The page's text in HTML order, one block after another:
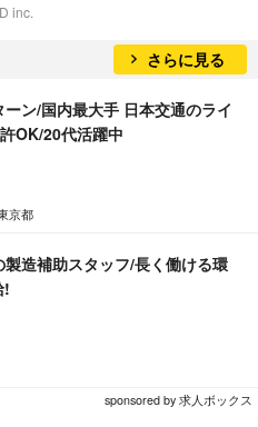
inc.
さらに見る
ン/国内最大手 日本交通のライ
OK/20代活躍中
京都
造補助スタッフ/長く働ける環
!
sponsored by 求人ボックス